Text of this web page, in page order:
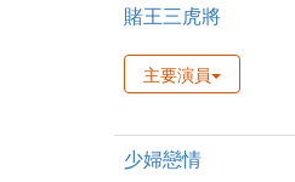
賭王三虎將
主要演員
少婦戀情